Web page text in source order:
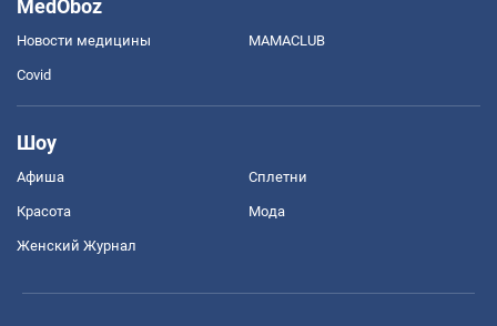
MedOboz
Новости медицины MAMACLUB
Covid
Шоу
Афиша Сплетни
Красота Мода
Женский Журнал